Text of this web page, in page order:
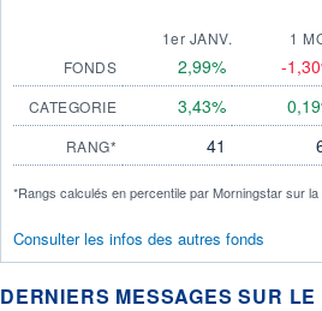
1er JANV. 1
FONDS
2,99% -
CATEGORIE 3,43%
RANG* 41
*Rangs calculés en percentile par Morningstar sur
Consulter les infos des autres fonds
DERNIERS MESSAGES SUR